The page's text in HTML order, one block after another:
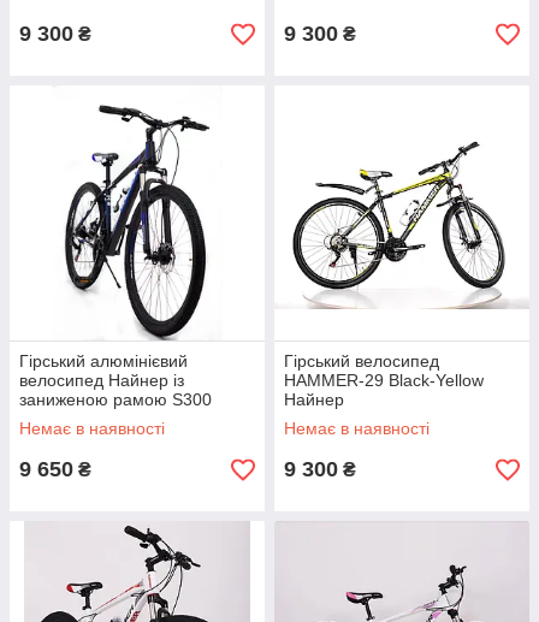
9 300 ₴ 9 300 ₴
Гірський алюмінієвий
велосипед Найнер із
заниженою рамою S300
BLAST-NEW Діаметр коліс 29
Рама 18 зріст від 180 см
Немає в наявності
9 650 ₴
Гірський велосипед
HAMMER-29 Black-Yellow
Найнер
Немає в наявності
9 300 ₴